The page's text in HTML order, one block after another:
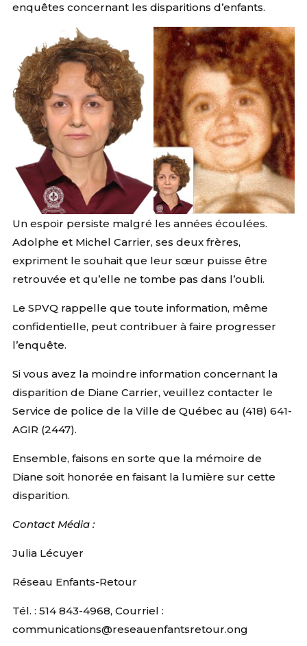
enquêtes concernant les disparitions d’enfants.
Un espoir persiste malgré les années écoulées.
Adolphe et Michel Carrier, ses deux frères,
expriment le souhait que leur sœur puisse être
retrouvée et qu’elle ne tombe pas dans l’oubli.
Le SPVQ rappelle que toute information, même
confidentielle, peut contribuer à faire progresser
l’enquête.
Si vous avez la moindre information concernant la
disparition de Diane Carrier, veuillez contacter le
Service de police de la Ville de Québec au (418) 641-
AGIR (2447).
Ensemble, faisons en sorte que la mémoire de
Diane soit honorée en faisant la lumière sur cette
disparition.
Contact Média :
Julia Lécuyer
Réseau Enfants-Retour
Tél. : 514 843-4968, Courriel :
communications@reseauenfantsretour.ong